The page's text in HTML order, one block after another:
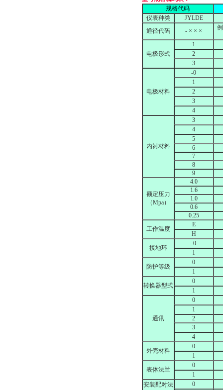
规格代码
仪表种类
JYLDE
通径代码
- × × ×
电极形式
1
2
3
电极材料
-0
1
2
3
4
内衬材料
3
4
5
6
7
8
9
额定压力
（Mpa）
4.0
1.6
1.0
0.6
0.25
工作温度
E
H
接地环
-0
1
防护等级
0
1
转换器型式
0
1
通讯
0
1
2
3
4
外壳材料
0
1
表体法兰
0
1
安装配对法
0